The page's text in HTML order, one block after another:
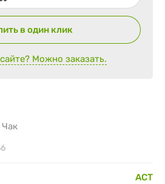
в один клик
Можно заказать.
АСТ